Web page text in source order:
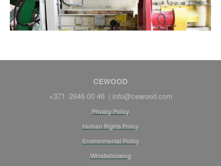
CEWOOD
+371 2646 00 46 | info@cewood.com
Privacy Policy
Human Rights Policy
Environmental Policy
Whistleblowing